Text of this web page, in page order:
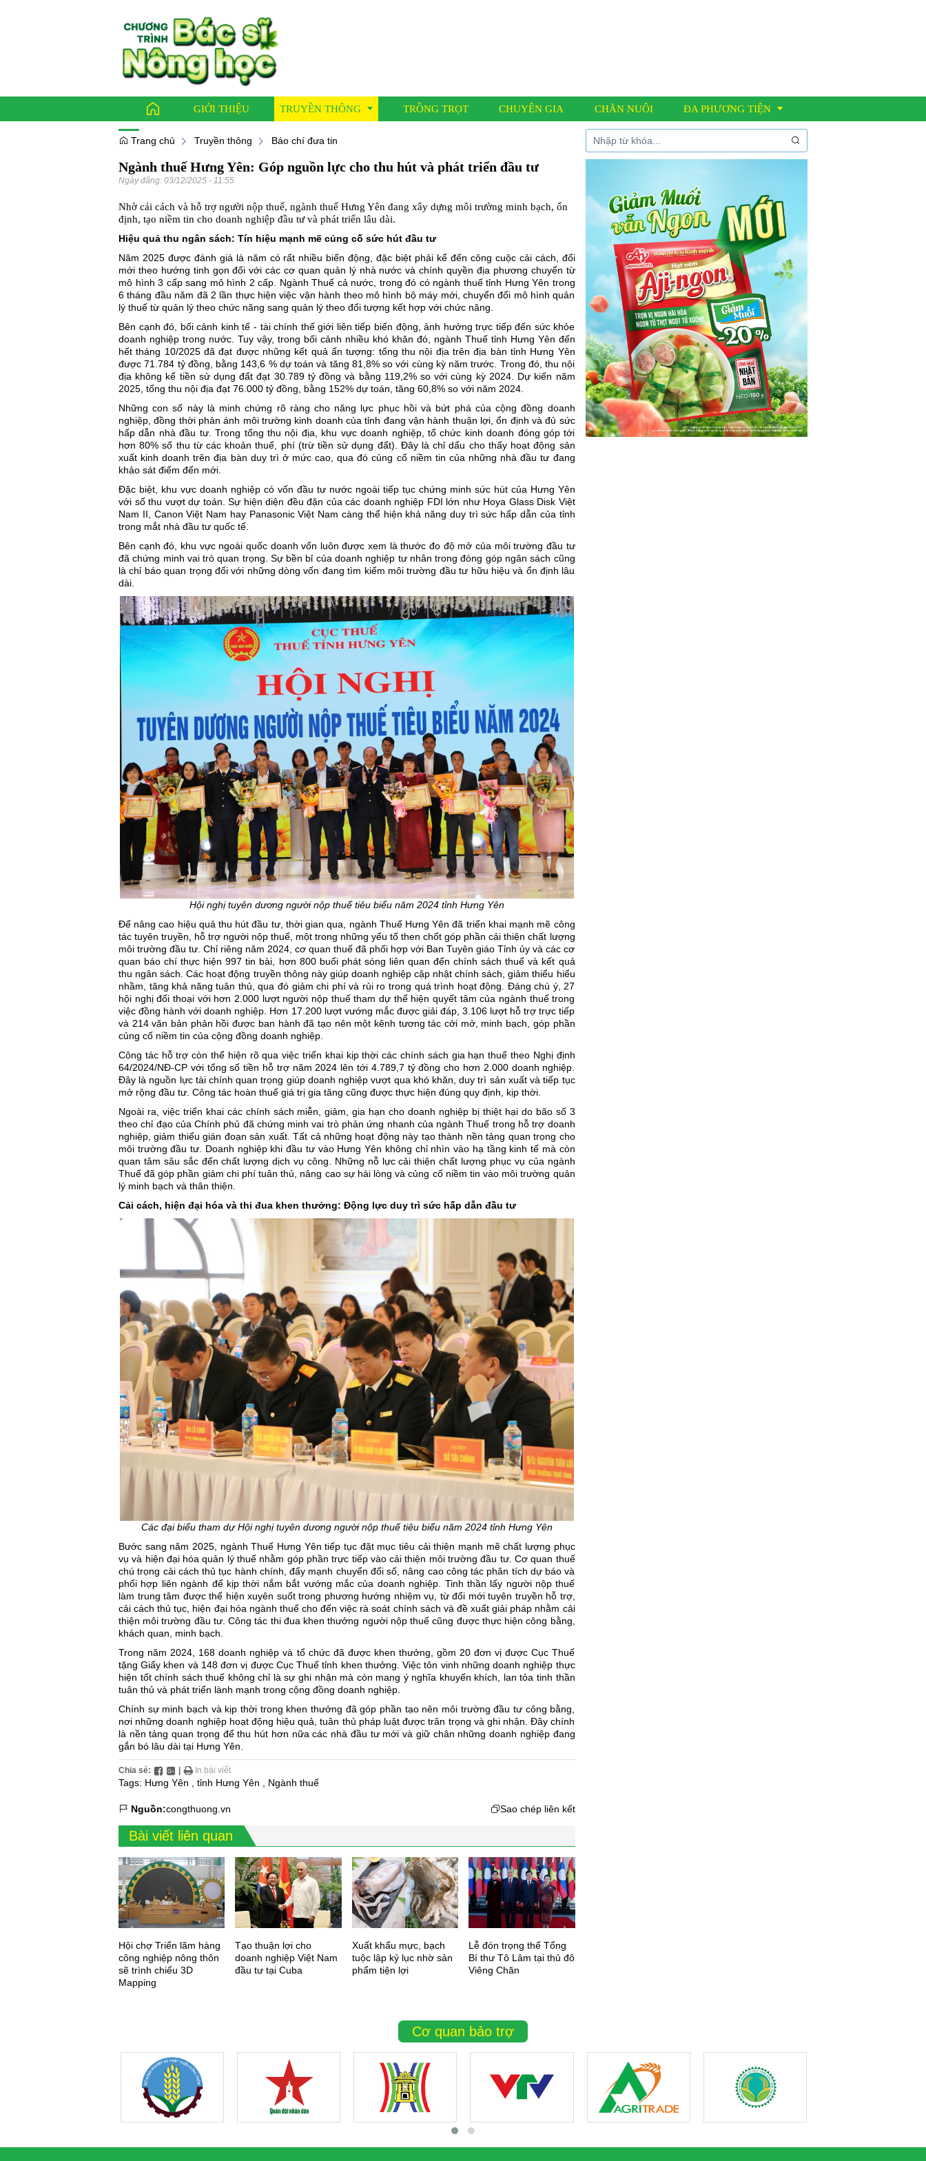
GIỚI THIỆU TRUYỀN THÔNG
Báo chí đưa tin
Thông Cáo
TRỒNG TRỌT CHUYÊN GIA CHĂN NUÔI ĐA PHƯƠNG TIỆN
Video clip
Trang chủ Truyền thông Báo chí đưa tin
Ngành thuế Hưng Yên: Góp nguồn lực cho thu hút và phát triển đầu tư
Ngày đăng: 03/12/2025 - 11:55
Nhờ cải cách và hỗ trợ người nộp thuế, ngành thuế Hưng Yên đang xây dựng môi trường minh bạch, ổn
định, tạo niềm tin cho doanh nghiệp đầu tư và phát triển lâu dài.
Hiệu quả thu ngân sách: Tín hiệu mạnh mẽ củng cố sức hút đầu tư
Năm 2025 được đánh giá là năm có rất nhiều biến động, đặc biệt phải kể đến công cuộc cải cách, đổi
mới theo hướng tinh gọn đối với các cơ quan quản lý nhà nước và chính quyền địa phương chuyển từ
mô hình 3 cấp sang mô hình 2 cấp. Ngành Thuế cả nước, trong đó có ngành thuế tỉnh Hưng Yên trong
6 tháng đầu năm đã 2 lần thực hiện việc vận hành theo mô hình bộ máy mới, chuyển đổi mô hình quản
lý thuế từ quản lý theo chức năng sang quản lý theo đối tượng kết hợp với chức năng.
Bên cạnh đó, bối cảnh kinh tế - tài chính thế giới liên tiếp biến động, ảnh hưởng trực tiếp đến sức khỏe
doanh nghiệp trong nước. Tuy vậy, trong bối cảnh nhiều khó khăn đó, ngành Thuế tỉnh Hưng Yên đến
hết tháng 10/2025 đã đạt được những kết quả ấn tượng: tổng thu nội địa trên địa bàn tỉnh Hưng Yên
được 71.784 tỷ đồng, bằng 143,6 % dự toán và tăng 81,8% so với cùng kỳ năm trước. Trong đó, thu nội
địa không kể tiền sử dụng đất đạt 30.789 tỷ đồng và bằng 119,2% so với cùng kỳ 2024. Dự kiến năm
2025, tổng thu nội địa đạt 76.000 tỷ đồng, bằng 152% dự toán, tăng 60,8% so với năm 2024.
Những con số này là minh chứng rõ ràng cho năng lực phục hồi và bứt phá của cộng đồng doanh
nghiệp, đồng thời phản ánh môi trường kinh doanh của tỉnh đang vận hành thuận lợi, ổn định và đủ sức
hấp dẫn nhà đầu tư. Trong tổng thu nội địa, khu vực doanh nghiệp, tổ chức kinh doanh đóng góp tới
hơn 80% số thu từ các khoản thuế, phí (trừ tiền sử dụng đất). Đây là chỉ dấu cho thấy hoạt động sản
xuất kinh doanh trên địa bàn duy trì ở mức cao, qua đó củng cố niềm tin của những nhà đầu tư đang
khảo sát điểm đến mới.
Đặc biệt, khu vực doanh nghiệp có vốn đầu tư nước ngoài tiếp tục chứng minh sức hút của Hưng Yên
với số thu vượt dự toán. Sự hiện diện đều đặn của các doanh nghiệp FDI lớn như Hoya Glass Disk Việt
Nam II, Canon Việt Nam hay Panasonic Việt Nam càng thể hiện khả năng duy trì sức hấp dẫn của tỉnh
trong mắt nhà đầu tư quốc tế.
Bên cạnh đó, khu vực ngoài quốc doanh vốn luôn được xem là thước đo độ mở của môi trường đầu tư
đã chứng minh vai trò quan trọng. Sự bền bỉ của doanh nghiệp tư nhân trong đóng góp ngân sách cũng
là chỉ báo quan trọng đối với những dòng vốn đang tìm kiếm môi trường đầu tư hữu hiệu và ổn định lâu
dài.
Hội nghị tuyên dương người nộp thuế tiêu biểu năm 2024 tỉnh Hưng Yên
Để nâng cao hiệu quả thu hút đầu tư, thời gian qua, ngành Thuế Hưng Yên đã triển khai mạnh mẽ công
tác tuyên truyền, hỗ trợ người nộp thuế, một trong những yếu tố then chốt góp phần cải thiện chất lượng
môi trường đầu tư. Chỉ riêng năm 2024, cơ quan thuế đã phối hợp với Ban Tuyên giáo Tỉnh ủy và các cơ
quan báo chí thực hiện 997 tin bài, hơn 800 buổi phát sóng liên quan đến chính sách thuế và kết quả
thu ngân sách. Các hoạt động truyền thông này giúp doanh nghiệp cập nhật chính sách, giảm thiểu hiểu
nhầm, tăng khả năng tuân thủ, qua đó giảm chi phí và rủi ro trong quá trình hoạt động. Đáng chú ý, 27
hội nghị đối thoại với hơn 2.000 lượt người nộp thuế tham dự thể hiện quyết tâm của ngành thuế trong
việc đồng hành với doanh nghiệp. Hơn 17.200 lượt vướng mắc được giải đáp, 3.106 lượt hỗ trợ trực tiếp
và 214 văn bản phản hồi được ban hành đã tạo nên một kênh tương tác cởi mở, minh bạch, góp phần
củng cố niềm tin của cộng đồng doanh nghiệp.
Công tác hỗ trợ còn thể hiện rõ qua việc triển khai kịp thời các chính sách gia hạn thuế theo Nghị định
64/2024/NĐ-CP với tổng số tiền hỗ trợ năm 2024 lên tới 4.789,7 tỷ đồng cho hơn 2.000 doanh nghiệp.
Đây là nguồn lực tài chính quan trọng giúp doanh nghiệp vượt qua khó khăn, duy trì sản xuất và tiếp tục
mở rộng đầu tư. Công tác hoàn thuế giá trị gia tăng cũng được thực hiện đúng quy định, kịp thời.
Ngoài ra, việc triển khai các chính sách miễn, giảm, gia hạn cho doanh nghiệp bị thiệt hại do bão số 3
theo chỉ đạo của Chính phủ đã chứng minh vai trò phản ứng nhanh của ngành Thuế trong hỗ trợ doanh
nghiệp, giảm thiểu gián đoạn sản xuất. Tất cả những hoạt động này tạo thành nền tảng quan trọng cho
môi trường đầu tư. Doanh nghiệp khi đầu tư vào Hưng Yên không chỉ nhìn vào hạ tầng kinh tế mà còn
quan tâm sâu sắc đến chất lượng dịch vụ công. Những nỗ lực cải thiện chất lượng phục vụ của ngành
Thuế đã góp phần giảm chi phí tuân thủ, nâng cao sự hài lòng và củng cố niềm tin vào môi trường quản
lý minh bạch và thân thiện.
Cải cách, hiện đại hóa và thi đua khen thưởng: Động lực duy trì sức hấp dẫn đầu tư
Các đại biểu tham dự Hội nghị tuyên dương người nộp thuế tiêu biểu năm 2024 tỉnh Hưng Yên
Bước sang năm 2025, ngành Thuế Hưng Yên tiếp tục đặt mục tiêu cải thiện mạnh mẽ chất lượng phục
vụ và hiện đại hóa quản lý thuế nhằm góp phần trực tiếp vào cải thiện môi trường đầu tư. Cơ quan thuế
chú trọng cải cách thủ tục hành chính, đẩy mạnh chuyển đổi số, nâng cao công tác phân tích dự báo và
phối hợp liên ngành để kịp thời nắm bắt vướng mắc của doanh nghiệp. Tinh thần lấy người nộp thuế
làm trung tâm được thể hiện xuyên suốt trong phương hướng nhiệm vụ, từ đổi mới tuyên truyền hỗ trợ,
cải cách thủ tục, hiện đại hóa ngành thuế cho đến việc rà soát chính sách và đề xuất giải pháp nhằm cải
thiện môi trường đầu tư. Công tác thi đua khen thưởng người nộp thuế cũng được thực hiện công bằng,
khách quan, minh bạch.
Trong năm 2024, 168 doanh nghiệp và tổ chức đã được khen thưởng, gồm 20 đơn vị được Cục Thuế
tặng Giấy khen và 148 đơn vị được Cục Thuế tỉnh khen thưởng. Việc tôn vinh những doanh nghiệp thực
hiện tốtchính sách thuế không chỉ là sự ghi nhận mà còn mang ý nghĩa khuyến khích, lan tỏa tinh thần
tuân thủ và phát triển lành mạnh trong cộng đồng doanh nghiệp.
Chính sự minh bạch và kịp thời trong khen thưởng đã góp phần tạo nên môi trường đầu tư công bằng,
nơi những doanh nghiệp hoạt động hiệu quả, tuân thủ pháp luật được trân trọng và ghi nhận. Đây chính
là nền tảng quan trọng để thu hút hơn nữa các nhà đầu tư mới và giữ chân những doanh nghiệp đang
gắn bó lâu dài tại Hưng Yên.
Chia sẻ: In bài viết
Tags: Hưng Yên , tỉnh Hưng Yên , Ngành thuế
Nguồn:congthuong.vn Sao chép liên kết
Bài viết liên quan
Hội chợ Triển lãm hàng
công nghiệp nông thôn
sẽ trình chiếu 3D
Mapping
Tạo thuận lợi cho
doanh nghiệp Việt Nam
đầu tư tại Cuba
Xuất khẩu mực, bạch
tuộc lập kỷ lục nhờ sản
phẩm tiện lợi
Lễ đón trọng thể Tổng
Bí thư Tô Lâm tại thủ đô
Viêng Chăn
Cơ quan bảo trợ